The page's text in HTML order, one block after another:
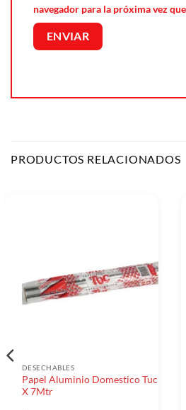
navegador para la próxima vez
PRODUCTOS RELACIONADOS
DESECHABLES
Papel Aluminio Domestico Tuc
X 7Mtr